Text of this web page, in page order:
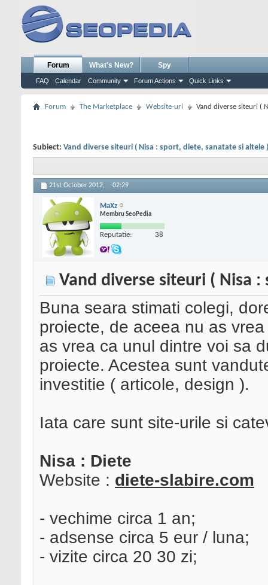
Forum
FAQ Calendar Community Forum Actions Quick Links
What's New? Spy
Forum The Marketplace Website-uri Vand diverse siteuri (
Subiect: Vand diverse siteuri ( Nisa : sport, diete, sanatate si altele )
21st October 2012, 02:29
MaXz
Membru SeoPedia
Reputatie: 38
Vand diverse siteuri ( Nisa
Buna seara stimati colegi,
proiecte, de aceea nu as
as vrea ca unul dintre voi sa
proiecte. Acestea sunt
investitie ( articole, design ).
Iata care sunt site-urile si
Nisa : Diete
Website : diete-slabire.com
- vechime circa 1 an;
- adsense circa 5 eur / luna;
- vizite circa 20 30 zi;